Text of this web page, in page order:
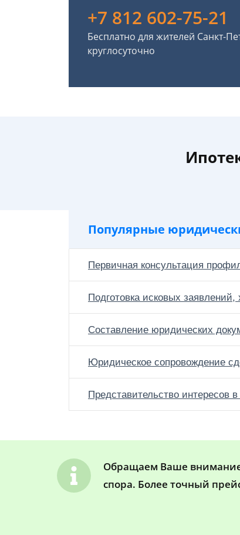
+7 812 602-75-21
Бесплатно для жителей Санкт-
круглосуточно
Популярные
Первичная консультация
Подготовка исковых
Составление юридических
Юридическое сопровождение
Представительство интересов в
Обращаем Ваше внимание,
спора. Более точный